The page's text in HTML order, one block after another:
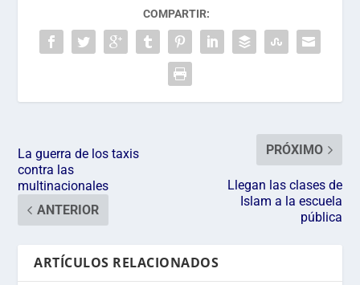
COMPARTIR:
La guerra de los taxis
contra las
multinacionales
ANTERIOR
PRÓXIMO
Llegan las clases de
Islam a la escuela
pública
ARTÍCULOS RELACIONADOS